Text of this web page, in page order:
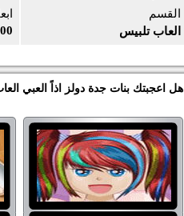
القسم
العاب تلبيس
هل اعجبتك بنات جدة دولز اذاً العبي